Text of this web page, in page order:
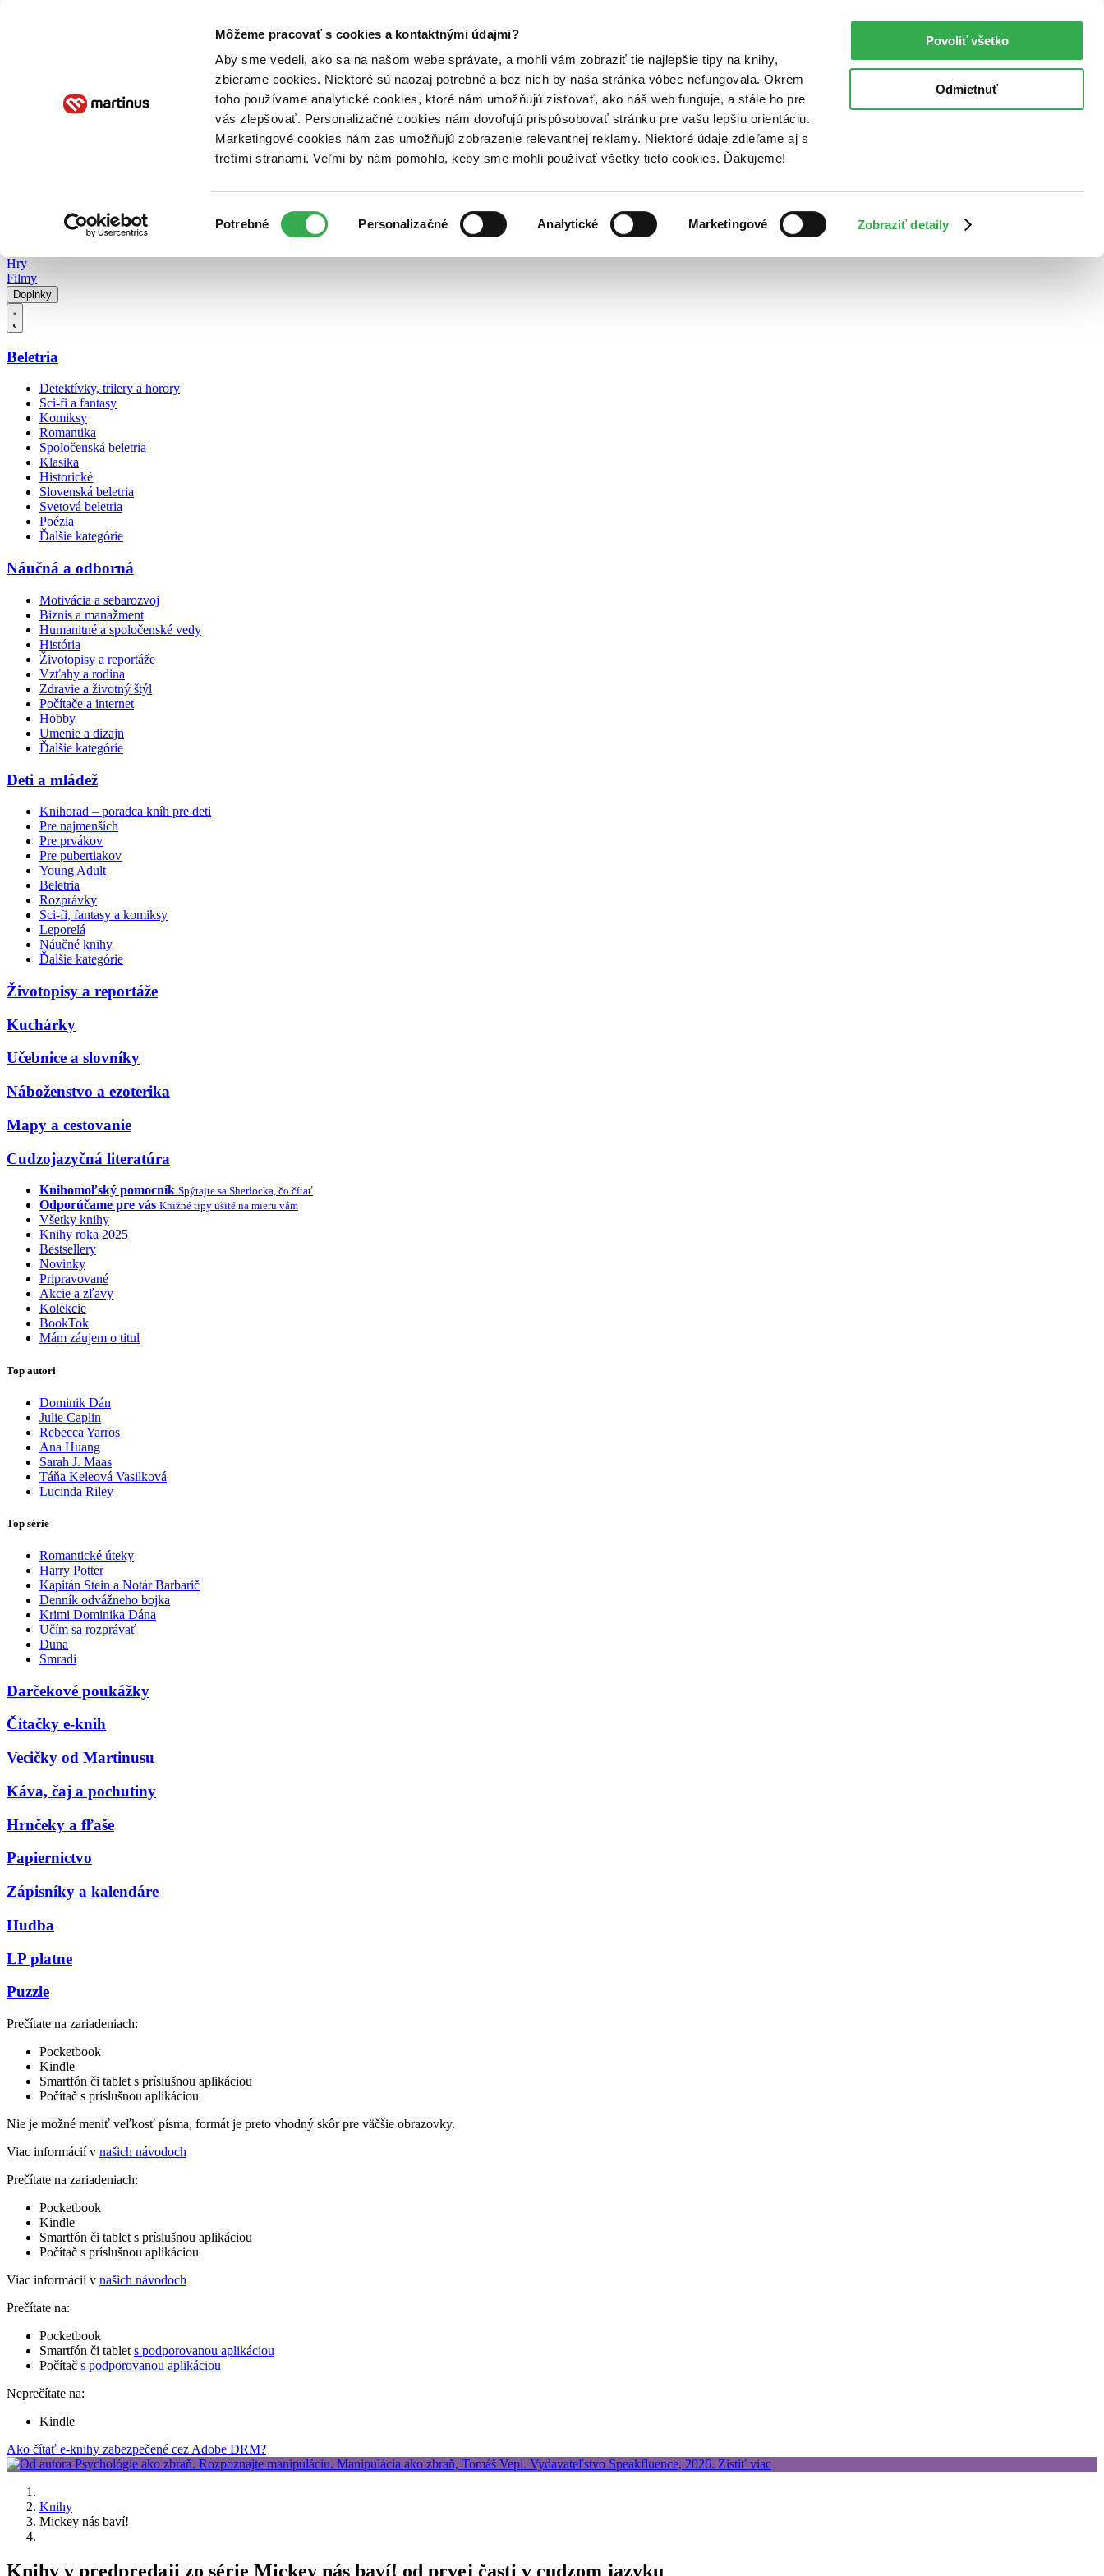
Môžeme pracovať s cookies a kontaktnými údajmi?
Aby sme vedeli, ako sa na našom webe správate, a mohli vám zobraziť tie najlepšie tipy na knihy,
zbierame cookies. Niektoré sú naozaj potrebné a bez nich by naša stránka vôbec nefungovala. Okrem
toho používame analytické cookies, ktoré nám umožňujú zisťovať, ako náš web funguje, a stále ho pre
vás zlepšovať. Personalizačné cookies nám dovoľujú prispôsobovať stránku pre vašu lepšiu orientáciu.
Marketingové cookies nám zas umožňujú zobrazenie relevantnej reklamy. Niektoré údaje zdieľame aj s
tretími stranami. Veľmi by nám pomohlo, keby sme mohli používať všetky tieto cookies. Ďakujeme!
súhlasu
Potrebné Personalizačné Analytické Marketingové Zobraziť detaily
Povoliť všetko
Odmietnuť
Poukážky Kontakt
Hry
Filmy
Doplnky
Beletria
Detektívky, trilery a horory
Sci-fi a fantasy
Komiksy
Romantika
Spoločenská beletria
Klasika
Historické
Slovenská beletria
Svetová beletria
Poézia
Ďalšie kategórie
Náučná a odborná
Motivácia a sebarozvoj
Biznis a manažment
Humanitné a spoločenské vedy
História
Životopisy a reportáže
Vzťahy a rodina
Zdravie a životný štýl
Počítače a internet
Hobby
Umenie a dizajn
Ďalšie kategórie
Deti a mládež
Knihorad – poradca kníh pre deti
Pre najmenších
Pre prvákov
Pre pubertiakov
Young Adult
Beletria
Rozprávky
Sci-fi, fantasy a komiksy
Leporelá
Náučné knihy
Ďalšie kategórie
Životopisy a reportáže
Kuchárky
Učebnice a slovníky
Náboženstvo a ezoterika
Mapy a cestovanie
Cudzojazyčná literatúra
Knihomoľský pomocník Spýtajte sa Sherlocka, čo čítať
Odporúčame pre vás Knižné tipy ušité na mieru vám
Všetky knihy
Knihy roka 2025
Bestsellery
Novinky
Pripravované
Akcie a zľavy
Kolekcie
BookTok
Mám záujem o titul
Top autori
Dominik Dán
Julie Caplin
Rebecca Yarros
Ana Huang
Sarah J. Maas
Táňa Keleová Vasilková
Lucinda Riley
Top série
Romantické úteky
Harry Potter
Kapitán Stein a Notár Barbarič
Denník odvážneho bojka
Krimi Dominika Dána
Učím sa rozprávať
Duna
Smradi
Darčekové poukážky
Čítačky e-kníh
Vecičky od Martinusu
Káva, čaj a pochutiny
Hrnčeky a fľaše
Papiernictvo
Zápisníky a kalendáre
Hudba
LP platne
Puzzle
Prečítate na zariadeniach:
Pocketbook
Kindle
Smartfón či tablet s príslušnou aplikáciou
Počítač s príslušnou aplikáciou
Nie je možné meniť veľkosť písma, formát je preto vhodný skôr pre väčšie obrazovky.
Viac informácií v našich návodoch
Prečítate na zariadeniach:
Pocketbook
Kindle
Smartfón či tablet s príslušnou aplikáciou
Počítač s príslušnou aplikáciou
Viac informácií v našich návodoch
Prečítate na:
Pocketbook
Smartfón či tablet s podporovanou aplikáciou
Počítač s podporovanou aplikáciou
Neprečítate na:
Kindle
Ako čítať e-knihy zabezpečené cez Adobe DRM?
Knihy
Mickey nás baví!
Knihy v predpredaji zo série Mickey nás baví! od prvej časti v cudzom jazyku